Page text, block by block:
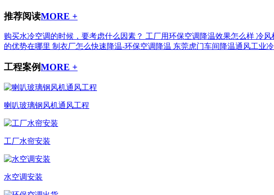
推荐阅读MORE +
购买水冷空调的时候，要考虑什么因素？ 工厂用环保空调降温效果怎么样 冷风
的优势在哪里 制衣厂怎么快速降温-环保空调降温 东莞虎门车间降温通风工业
工程案例MORE +
喇叭玻璃钢风机通风工程
工厂水帘安装
水空调安装